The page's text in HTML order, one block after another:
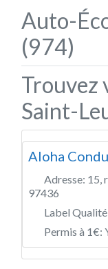
Auto-
(974)
Trouvez
Saint-
Aloha
Adresse: 15,
97436
Label
Permis à 1€: